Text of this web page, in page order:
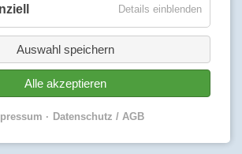
Details einblenden
Auswahl speichern
Alle akzeptieren
Datenschutz / AGB